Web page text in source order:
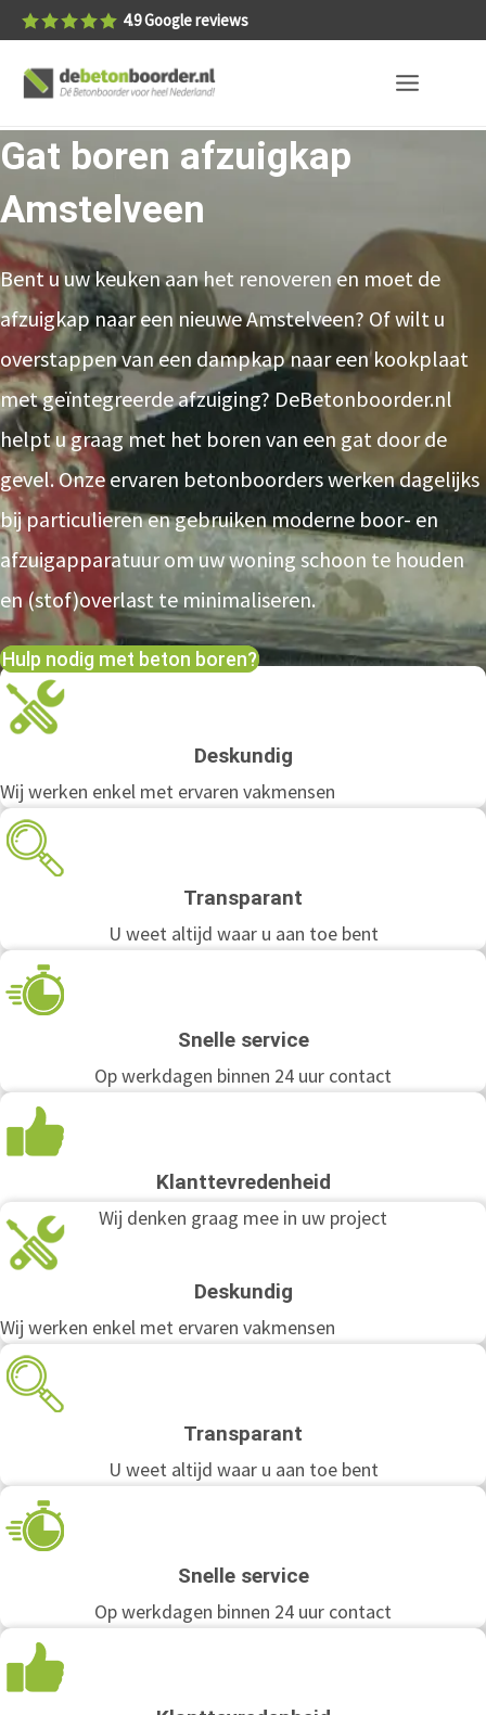
4.9Google reviews
Gat boren afzuigkap
Amstelveen
Bent u uw keuken aan het renoveren en moet de
afzuigkap naar een nieuwe Amstelveen? Of wilt u
overstappen van een dampkap naar een kookplaat
met geïntegreerde afzuiging? DeBetonboorder.nl
helpt u graag met het boren van een gat door de
gevel. Onze ervaren betonboorders werken dagelijks
bij particulieren en gebruiken moderne boor- en
afzuigapparatuur om uw woning schoon te houden
en (stof)overlast te minimaliseren.
Hulp nodig met beton boren?
Deskundig
Wij werken enkel met ervaren vakmensen
Transparant
U weet altijd waar u aan toe bent
Snelle service
Op werkdagen binnen 24 uur contact
Klanttevredenheid
Wij denken graag mee in uw project
Deskundig
Wij werken enkel met ervaren vakmensen
Transparant
U weet altijd waar u aan toe bent
Snelle service
Op werkdagen binnen 24 uur contact